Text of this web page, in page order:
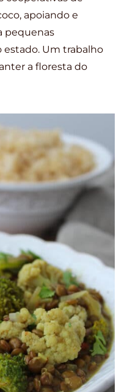
apoiando e
pequenas
Um trabalho
a floresta do